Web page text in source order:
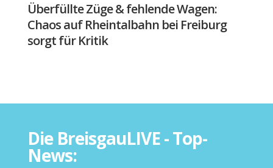
Überfüllte Züge & fehlende Wagen:
Chaos auf Rheintalbahn bei Freiburg
sorgt für Kritik
Die BreisgauLIVE - Top-
News: